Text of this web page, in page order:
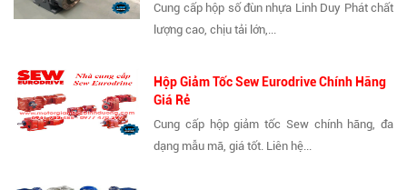
Cung cấp hộp số đùn nhựa Linh Duy Phát chất
lượng cao, chịu tải lớn,...
Hộp Giảm Tốc Sew Eurodrive Chính Hãng
Giá Rẻ
Cung cấp hộp giảm tốc Sew chính hãng, đa
dạng mẫu mã, giá tốt. Liên hệ...